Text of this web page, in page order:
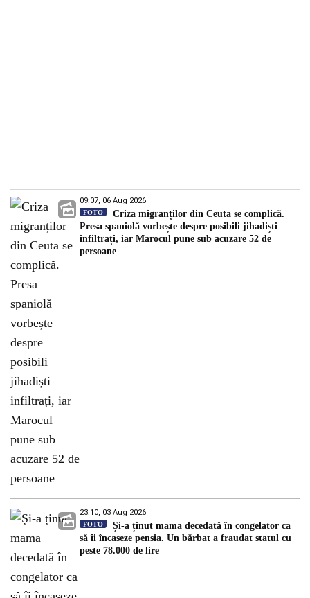
09:07, 06 Aug 2026
FOTO
Criza migranților din Ceuta se complică.
Presa spaniolă vorbește despre posibili jihadiști
infiltrați, iar Marocul pune sub acuzare 52 de
persoane
23:10, 03 Aug 2026
FOTO
Și-a ținut mama decedată în congelator ca
să îi încaseze pensia. Un bărbat a fraudat statul cu
peste 78.000 de lire